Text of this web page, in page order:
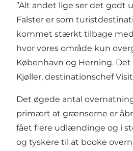
”Alt andet lige ser det godt
Falster er som
kommet stærkt tilbage
hvor vores område kun
København og Herning. Det
Kjøller, destinationschef
Det øgede antal
primært at grænserne er
fået flere udlændinge og i
og tyskere til at booke